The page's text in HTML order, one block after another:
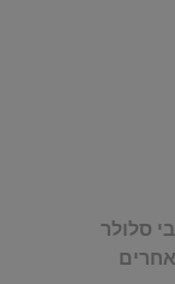
סלולר